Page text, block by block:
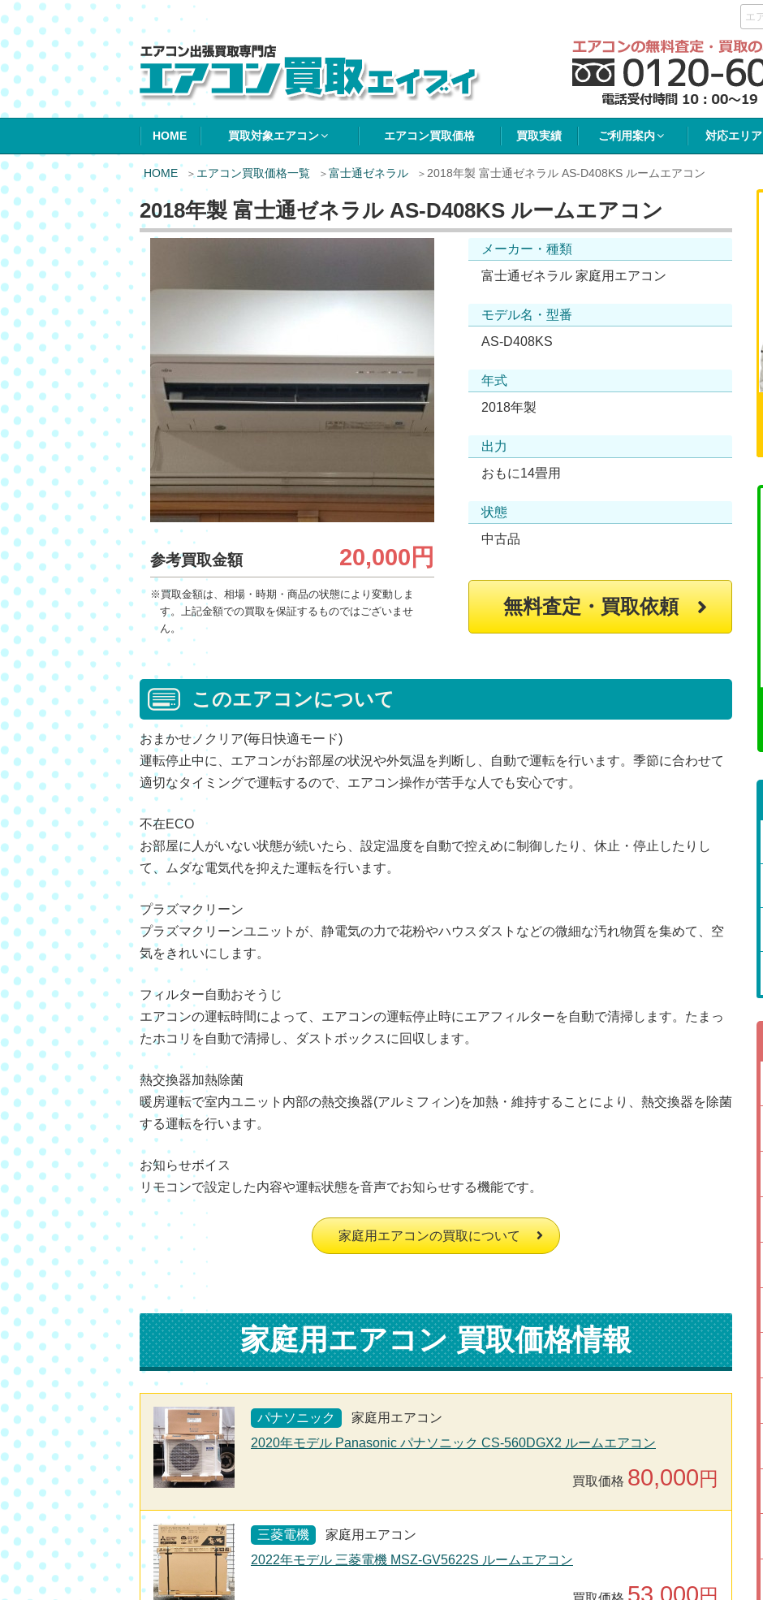
エアコン買取エイブイ
HOME 買取対象エアコン エアコン買取価格 買取実績 ご利用案内 対応エリア
HOME エアコン買取価格一覧 富士通ゼネラル 2018年製 富士通ゼネラル AS-D408KS ルームエアコン
2018年製 富士通ゼネラル AS-D408KS ルームエアコン
参考買取金額 20,000円
※買取金額は、相場・時期・商品の状態により変動しま
す。上記金額での買取を保証するものではございませ
ん。
メーカー・種類
富士通ゼネラル 家庭用エアコン
モデル名・型番
AS-D408KS
年式
2018年製
出力
おもに14畳用
状態
中古品
無料査定・買取依頼
このエアコンについて
おまかせノクリア(毎日快適モード)
運転停止中に、エアコンがお部屋の状況や外気温を判断し、自動で運転を行います。季節に合わせて
適切なタイミングで運転するので、エアコン操作が苦手な人でも安心です。
不在ECO
お部屋に人がいない状態が続いたら、設定温度を自動で控えめに制御したり、休止・停止したりし
て、ムダな電気代を抑えた運転を行います。
プラズマクリーン
プラズマクリーンユニットが、静電気の力で花粉やハウスダストなどの微細な汚れ物質を集めて、空
気をきれいにします。
フィルター自動おそうじ
エアコンの運転時間によって、エアコンの運転停止時にエアフィルターを自動で清掃します。たまっ
たホコリを自動で清掃し、ダストボックスに回収します。
熱交換器加熱除菌
暖房運転で室内ユニット内部の熱交換器(アルミフィン)を加熱・維持することにより、熱交換器を除菌
する運転を行います。
お知らせボイス
リモコンで設定した内容や運転状態を音声でお知らせする機能です。
家庭用エアコンの買取について
家庭用エアコン 買取価格情報
パナソニック
家庭用エアコン
2020年モデル Panasonic パナソニック CS-560DGX2 ルームエアコン
買取価格 80,000円
三菱電機
家庭用エアコン
2022年モデル 三菱電機 MSZ-GV5622S ルームエアコン
53,000円